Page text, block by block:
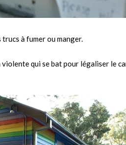
à fumer ou manger.
qui se bat pour légaliser le